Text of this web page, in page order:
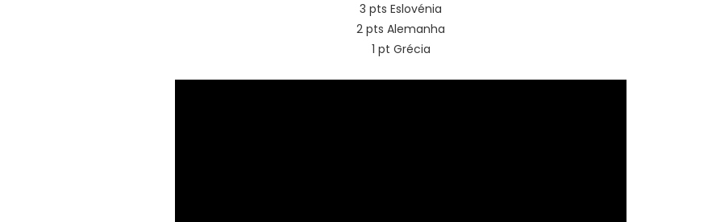
3 pts Eslovénia
2 pts Alemanha
1 pt Grécia